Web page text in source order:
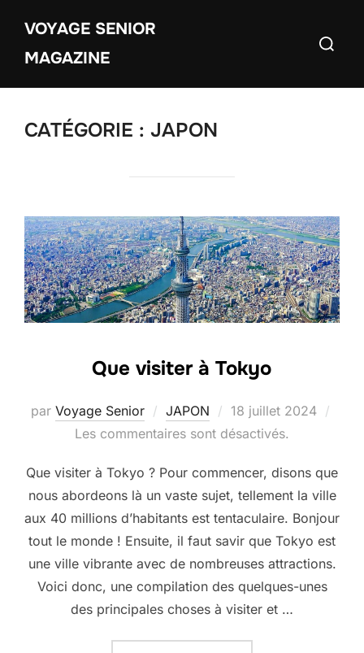
contenu
VOYAGE SENIOR
MAGAZINE
CATÉGORIE : JAPON
Que visiter à Tokyo
par Voyage Senior JAPON
Publié
le
18 juillet 2024
Les commentaires sont désactivés.
Que visiter à Tokyo ? Pour commencer, disons que
nous abordeons là un vaste sujet, tellement la ville
aux 40 millions d’habitants est tentaculaire. Bonjour
tout le monde ! Ensuite, il faut savir que Tokyo est
une ville vibrante avec de nombreuses attractions.
Voici donc, une compilation des quelques-unes
des principales choses à visiter et …